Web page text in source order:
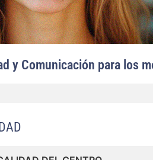
y Comunicación para los